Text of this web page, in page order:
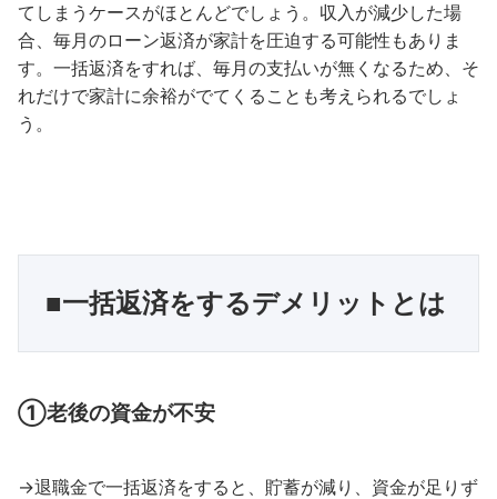
てしまうケースがほとんどでしょう。収入が減少した場
合、毎月のローン返済が家計を圧迫する可能性もありま
す。一括返済をすれば、毎月の支払いが無くなるため、そ
れだけで家計に余裕がでてくることも考えられるでしょ
う。
■一括返済をするデメリットとは
①老後の資金が不安
→退職金で一括返済をすると、貯蓄が減り、資金が足りず